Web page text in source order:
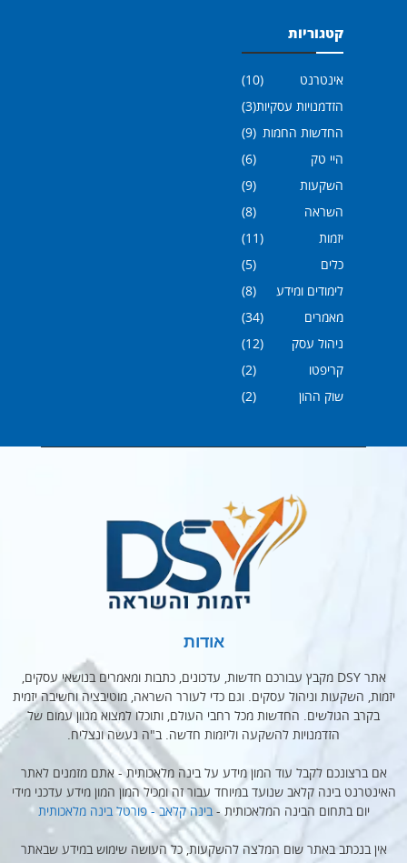
קטגוריות
אינטרנט
(10)
הזדמנויות עסקיות(3)
החדשות החמות (9)
היי טק
(6)
השקעות
(9)
השראה
(8)
יזמות
(11)
כלים
(5)
לימודים ומידע
(8)
מאמרים
(34)
ניהול עסק
(12)
קריפטו
(2)
שוק ההון
(2)
אודות
אתר DSY מקבץ עבורכם חדשות, עדכונים, כתבות ומאמרים בנושאי עסקים,
יזמות, השקעות וניהול עסקים. וגם כדי לעורר השראה, מוטיבציה וחשיבה יזמית
בקרב הגולשים. החדשות מכל רחבי העולם, ותוכלו למצוא מגוון עמום של
הזדמנויות להשקעה וליזמות חדשה. ב"ה נעשה ונצליח.
אם ברצונכם לקבל עוד המון מידע על בינה מלאכותית - אתם מזמנים לאתר
האינטרנט בינה קלאב שנועד במיוחד עבור זה ומכיל המון המון מידע עדכני מידי
יום בתחום הבינה המלאכותית -בינה קלאב - פורטל בינה מלאכותית
אין בנכתב באתר שום המלצה להשקעות, כל העושה שימוש במידע שבאתר